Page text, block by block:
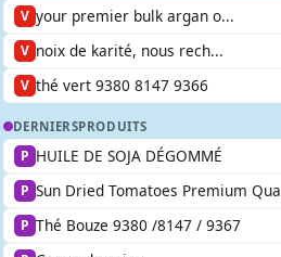
V your premier bulk argan o...
V noix de karité, nous rech...
V thé vert 9380 8147 9366
DERNIERSPRODUITS
P HUILE DE SOJA DÉGOMMÉ
P Sun Dried Tomatoes Premium Qua
P Thé Bouze 9380 /8147 / 9367